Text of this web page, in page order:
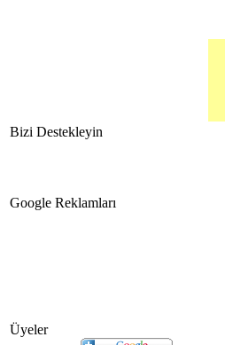
Bizi Destekleyin
Google Reklamları
Üyeler